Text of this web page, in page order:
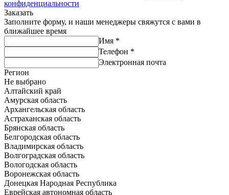
конфиденциальности
Заказать
Заполните форму, и наши менеджеры свяжутся с вами в
ближайшее время
Имя *
Телефон *
Электронная почта
Регион
Не выбрано
Алтайский край
Амурская область
Архангельская область
Астраханская область
Брянская область
Белгородская область
Владимирская область
Волгоградская область
Вологодская область
Воронежская область
Донецкая Народная Республика
Еврейская автономная область